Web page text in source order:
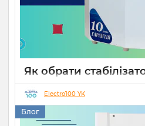
Як обрати
Укртехнологія для
Electro100 YK
Блог